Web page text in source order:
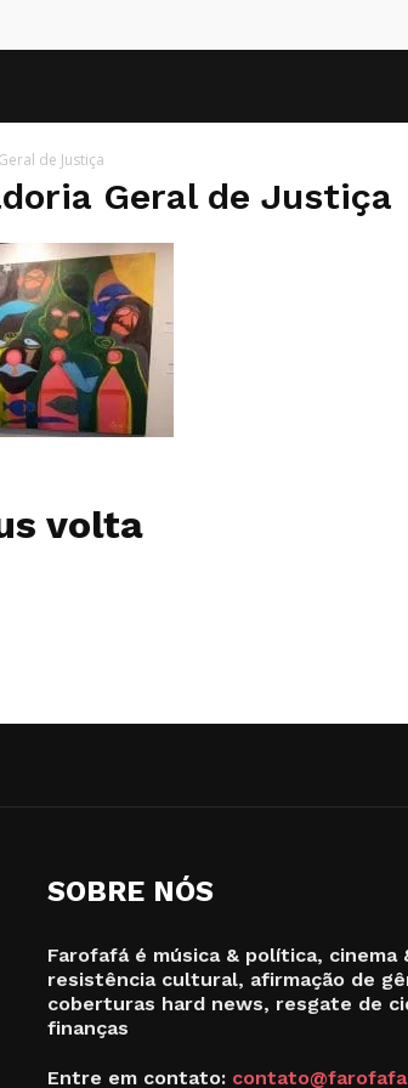
de Justiça
Geral de Justiça
volta
SOBRE NÓS
Farofafá é música & política,
resistência cultural, afirmação de
coberturas hard news, resgate de
finanças
Entre em contato: